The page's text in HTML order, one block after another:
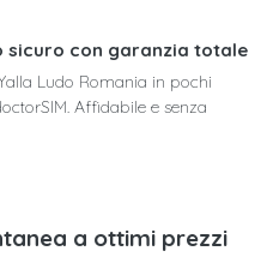
sicuro con garanzia totale
Ludo Romania in pochi
Affidabile e senza
a ottimi prezzi